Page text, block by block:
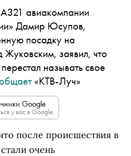
авиакомпании
Дамир Юсупов,
посадку на
Жуковским, заявил, что
называть свое
«КТВ-Луч»
Google
у вас в Google.
после происшествия в
очень